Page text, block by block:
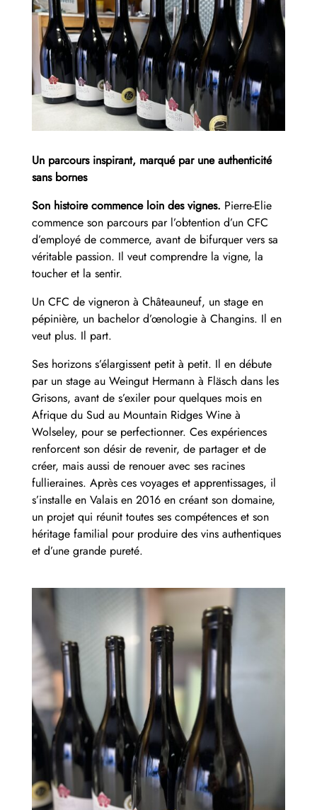
Un parcours inspirant, marqué par une authenticité
sans bornes
Son histoire commence loin des vignes. Pierre-Elie
commence son parcours par l’obtention d’un CFC
d’employé de commerce, avant de bifurquer vers sa
véritable passion. Il veut comprendre la vigne, la
toucher et la sentir.
Un CFC de vigneron à Châteauneuf, un stage en
pépinière, un bachelor d’œnologie à Changins. Il en
veut plus. Il part.
Ses horizons s’élargissent petit à petit. Il en débute
par un stage au Weingut Hermann à Fläsch dans les
Grisons, avant de s’exiler pour quelques mois en
Afrique du Sud au Mountain Ridges Wine à
Wolseley, pour se perfectionner. Ces expériences
renforcent son désir de revenir, de partager et de
créer, mais aussi de renouer avec ses racines
fullieraines. Après ces voyages et apprentissages, il
s’installe en Valais en 2016 en créant son domaine,
un projet qui réunit toutes ses compétences et son
héritage familial pour produire des vins authentiques
et d’une grande pureté.